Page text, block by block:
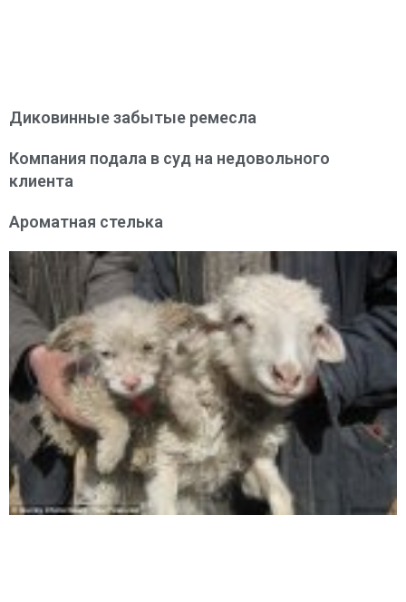
Диковинные забытые ремесла
Компания подала в суд на недовольного
клиента
Ароматная стелька